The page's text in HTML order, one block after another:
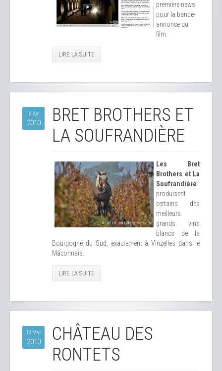
première news
pour la bande-
annonce du
film.
LIRE LA SUITE
10 Avr
2010
BRET BROTHERS ET
LA SOUFRANDIÈRE
Les Bret
Brothers et La
Soufrandière
produisent
certains des
meilleurs
grands vins
blancs de la
Bourgogne du Sud, exactement à Vinzelles dans le
Mâconnais.
LIRE LA SUITE
13 Mar
2010
CHÂTEAU DES
RONTETS